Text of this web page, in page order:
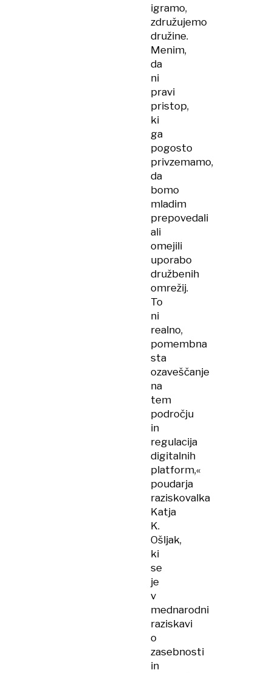
igramo,
združujemo
družine.
Menim,
da
ni
pravi
pristop,
ki
ga
pogosto
privzemamo,
da
bomo
mladim
prepovedali
ali
omejili
uporabo
družbenih
omrežij.
To
ni
realno,
pomembna
sta
ozaveščanje
na
tem
področju
in
regulacija
digitalnih
platform,«
poudarja
raziskovalka
Katja
K.
Ošljak,
ki
se
je
v
mednarodni
raziskavi
o
zasebnosti
in